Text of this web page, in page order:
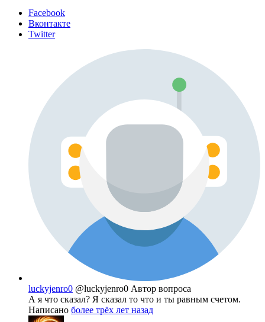
Facebook
Вконтакте
Twitter
luckyjenro0 @luckyjenro0 Автор вопроса
А я что сказал? Я сказал то что и ты равным счетом.
Написано более трёх лет назад